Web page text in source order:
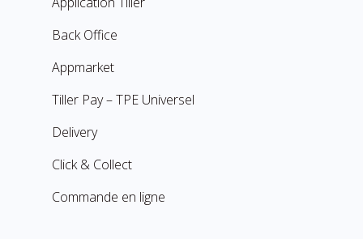
Back Office
Appmarket
Tiller Pay – TPE Universel
Delivery
Click & Collect
Commande en ligne